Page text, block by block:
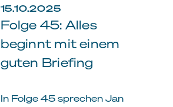
15.10.2025
Folge 45: Alles
beginnt mit einem
guten Briefing
In Folge 45 sprechen Jan